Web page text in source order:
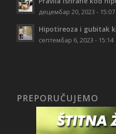
децембар 20, 2023 - 15:07
Hipotireoza i gubitak
септембар 6, 2023 - 15:14
PREPORUČUJEMO